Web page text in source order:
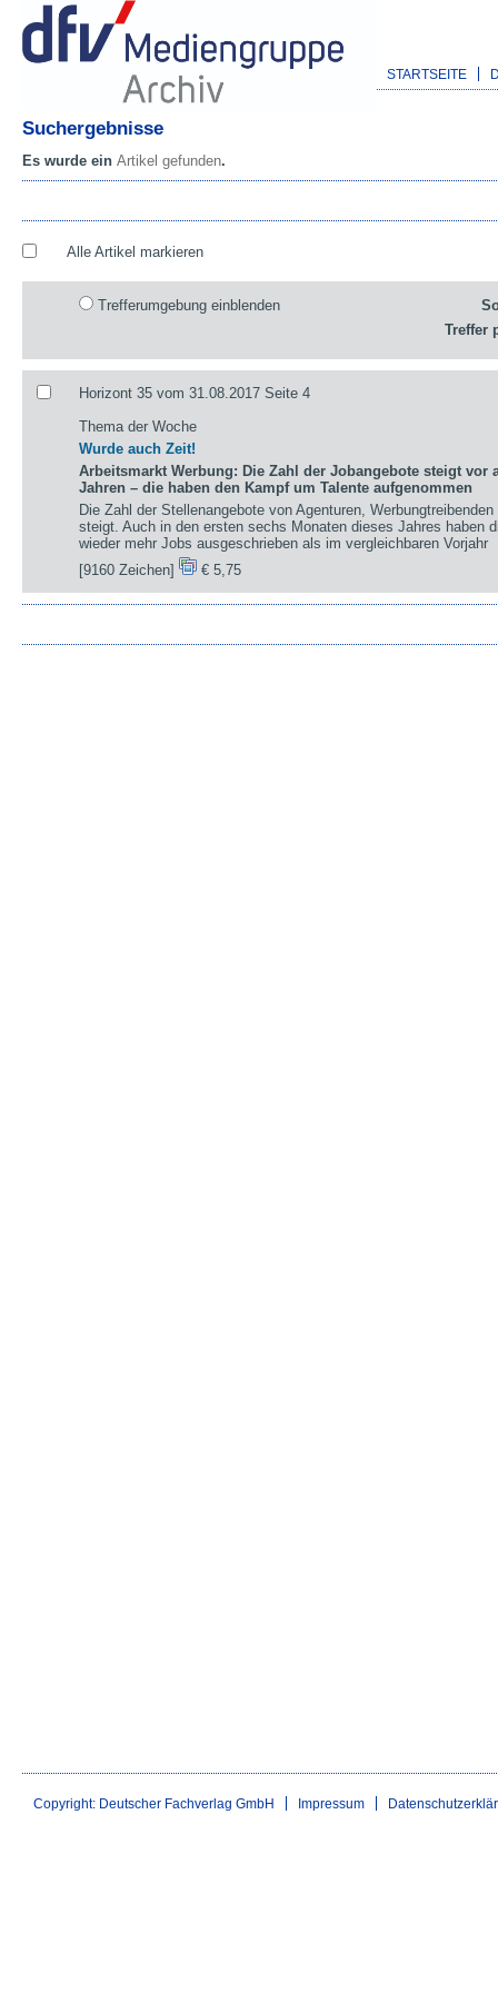
STARTSEITE
Suchergebnisse
Es wurde ein Artikel gefunden.
Alle Artikel markieren
Trefferumgebung einblenden
Treffer
Horizont 35 vom 31.08.2017 Seite 4
Thema der Woche
Wurde auch Zeit!
Arbeitsmarkt Werbung: Die Zahl der Jobangebote steigt vor
Jahren – die haben den Kampf um Talente aufgenommen
Die Zahl der Stellenangebote von Agenturen,
steigt. Auch in den ersten sechs Monaten dieses Jahres haben
wieder mehr Jobs ausgeschrieben als im vergleichbaren Vorjahr
[9160 Zeichen]
€ 5,75
Copyright: Deutscher Fachverlag GmbH Impressum